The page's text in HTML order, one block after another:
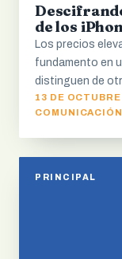
de los
Los precios
fundamento en
distinguen de
13 DE
COMUNICACIÓN
PRINCIPAL